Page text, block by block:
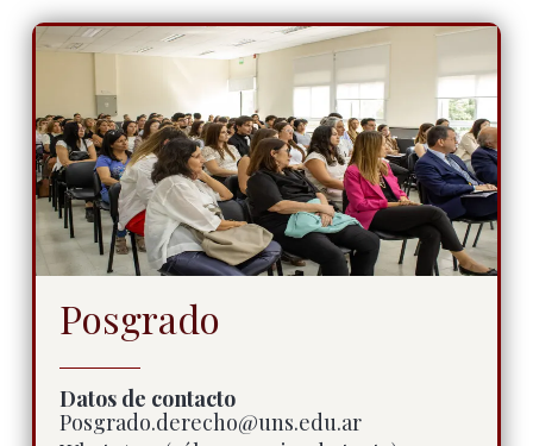
Posgrado
Datos de contacto
Posgrado.derecho@uns.edu.ar